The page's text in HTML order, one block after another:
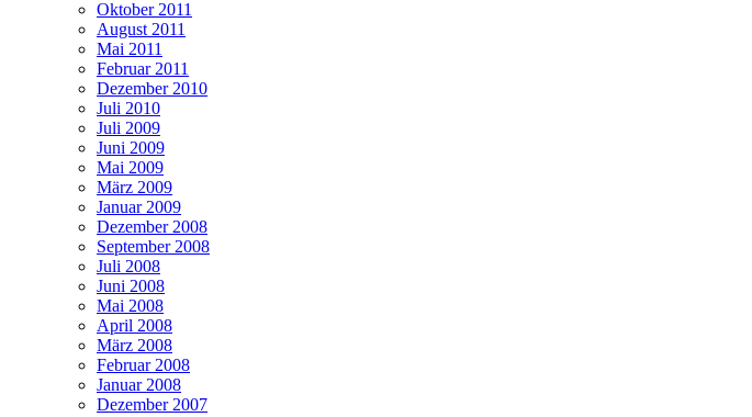
Oktober 2011
August 2011
Mai 2011
Februar 2011
Dezember 2010
Juli 2010
Juli 2009
Juni 2009
Mai 2009
März 2009
Januar 2009
Dezember 2008
September 2008
Juli 2008
Juni 2008
Mai 2008
April 2008
März 2008
Februar 2008
Januar 2008
Dezember 2007